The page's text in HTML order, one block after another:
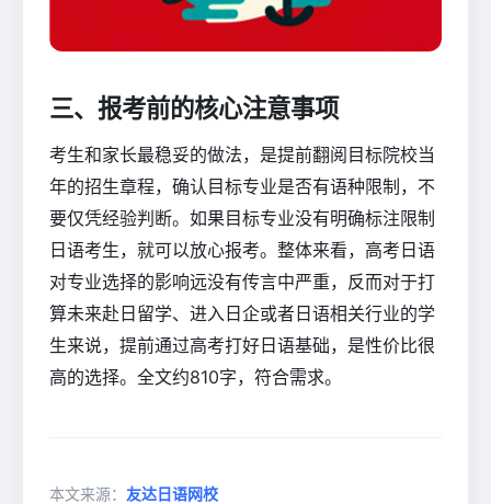
三、报考前的核心注意事项
考生和家长最稳妥的做法，是提前翻阅目标院校当
年的招生章程，确认目标专业是否有语种限制，不
要仅凭经验判断。如果目标专业没有明确标注限制
日语考生，就可以放心报考。整体来看，高考日语
对专业选择的影响远没有传言中严重，反而对于打
算未来赴日留学、进入日企或者日语相关行业的学
生来说，提前通过高考打好日语基础，是性价比很
高的选择。全文约810字，符合需求。
本文来源： 友达日语网校